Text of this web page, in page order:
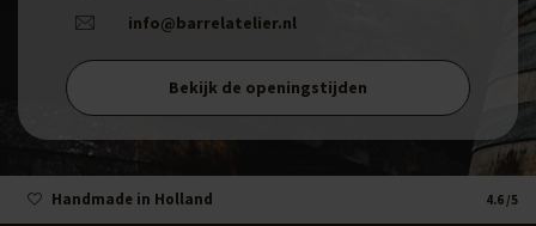
info@barrelatelier.nl
Bekijk de openingstijden
Handmade in Holland 4.6 /5